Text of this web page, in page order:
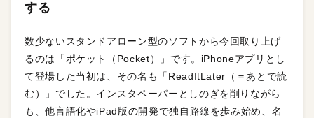
する
数少ないスタンドアローン型のソフトから今回取り上げ
るのは「ポケット（Pocket）」です。iPhoneアプリとし
て登場した当初は、その名も「ReadItLater（＝あとで読
む）」でした。インスタペーパーとしのぎを削りながら
も、他言語化やiPad版の開発で独自路線を歩み始め、名